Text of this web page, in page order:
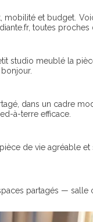
mobilité et budget.
toutes
studio meublé la
dans un cadre
à-terre efficace.
de vie agréable et
partagés —